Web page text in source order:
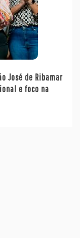
José de Ribamar
e foco na